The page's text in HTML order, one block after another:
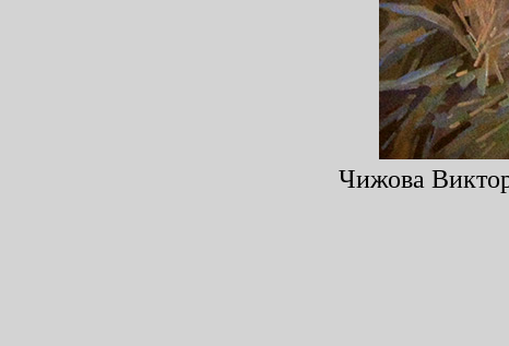
Чижова